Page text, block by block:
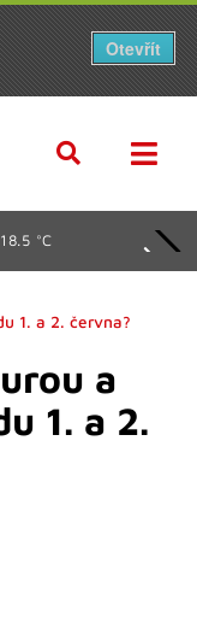
°C
1. a 2. června?
a
1. a 2.
Otevřít